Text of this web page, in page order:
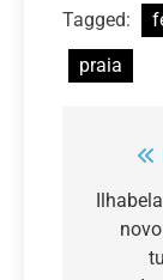
Tagged:
praia
de